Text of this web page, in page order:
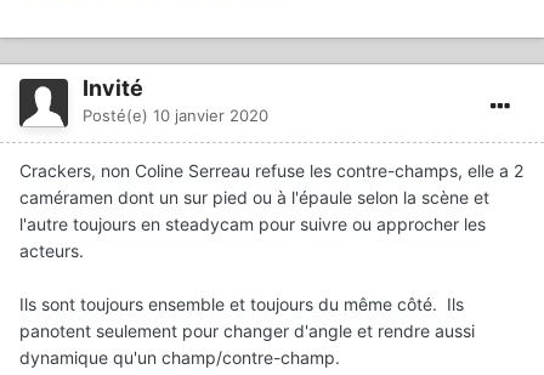
Invité
Posté(e) 10 janvier 2020
Crackers, non Coline Serreau refuse les contre-champs, elle a 2
caméramen dont un sur pied ou à l'épaule selon la scène et
l'autre toujours en steadycam pour suivre ou approcher les
acteurs.
Ils sont toujours ensemble et toujours du même côté. Ils
panotent seulement pour changer d'angle et rendre aussi
dynamique qu'un champ/contre-champ.